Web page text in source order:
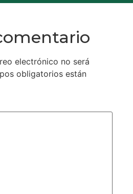
electrónico no será
obligatorios están